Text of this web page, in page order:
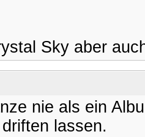
Sky aber
nie als ein
lassen.